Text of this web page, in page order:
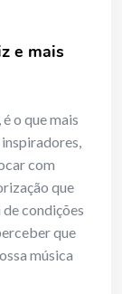
e mais
o que mais
com
que
condições
que
música